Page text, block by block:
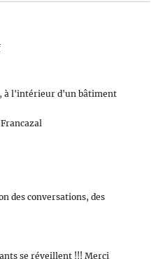
, à l'intérieur d'un bâtiment
des conversations, des
se réveillent !!! Merci